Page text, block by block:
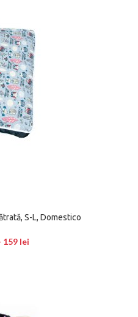
S-L, Domestico
159 lei